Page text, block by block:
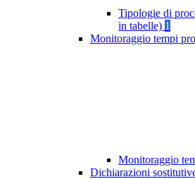
Tipologie di
in tabelle) 1
Monitoraggio tempi
Monitoraggio
Dichiarazioni